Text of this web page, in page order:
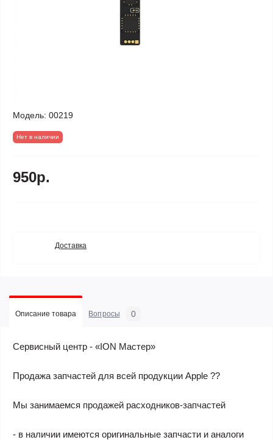
Модель: 00219
Нет в наличии
950р.
Доставка
Описание товара Вопросы 0
Сервисный центр - «ION Мастер»
Продажа запчастей для всей продукции Apple ??
Мы занимаемся продажей расходников-запчастей
- в наличии имеются оригинальные запчасти и аналоги